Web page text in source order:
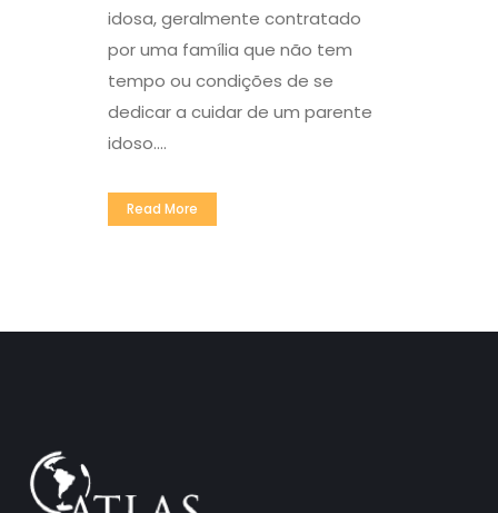
idosa, geralmente contratado
por uma família que não tem
tempo ou condições de se
dedicar a cuidar de um parente
idoso....
Read More